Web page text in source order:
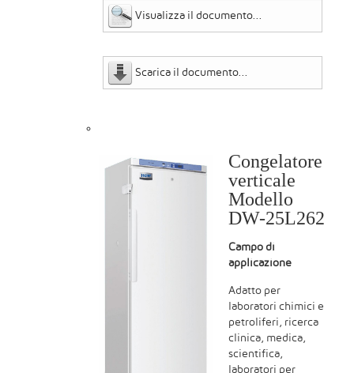
Visualizza il documento...
Scarica il documento...
Congelatore
verticale
Modello
DW-25L262
Campo di
applicazione
Adatto per
laboratori chimici e
petroliferi, ricerca
clinica, medica,
scientifica,
laboratori per